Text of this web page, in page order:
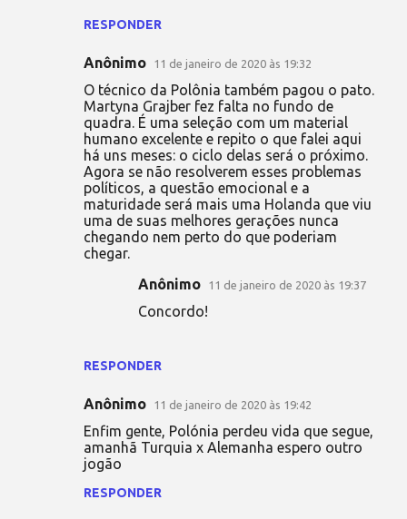
RESPONDER
Anônimo 11 de janeiro de 2020 às 19:32
O técnico da Polônia também pagou o pato.
Martyna Grajber fez falta no fundo de
quadra. É uma seleção com um material
humano excelente e repito o que falei aqui
há uns meses: o ciclo delas será o próximo.
Agora se não resolverem esses problemas
políticos, a questão emocional e a
maturidade será mais uma Holanda que viu
uma de suas melhores gerações nunca
chegando nem perto do que poderiam
chegar.
RESPONDER
Anônimo 11 de janeiro de 2020 às 19:37
Concordo!
Anônimo 11 de janeiro de 2020 às 19:42
Enfim gente, Polónia perdeu vida que segue,
amanhã Turquia x Alemanha espero outro
jogão
RESPONDER